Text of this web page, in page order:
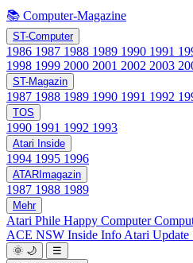
📚 Computer-Magazine
ST-Computer
1986 1987 1988 1989 1990 1991
1998 1999 2000 2001 2002 2003
ST-Magazin
1987 1988 1989 1990 1991 1992
TOS
1990 1991 1992 1993
Atari Inside
1994 1995 1996
ATARImagazin
1987 1988 1989
Mehr
Atari Phile Happy Computer
ACE NSW Inside Info Atari Update
🌞 🌙
☰